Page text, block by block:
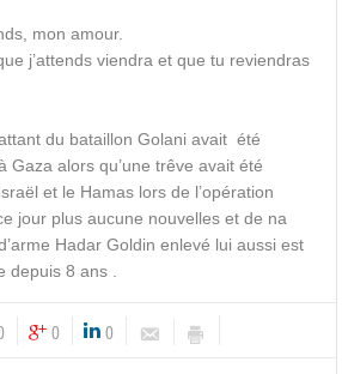
mon amour.
j’attends viendra et que tu reviendras
du bataillon Golani avait été
Gaza alors qu’une trêve avait été
et le Hamas lors de l’opération
jour plus aucune nouvelles et de na
Hadar Goldin enlevé lui aussi est
depuis 8 ans .
0 0